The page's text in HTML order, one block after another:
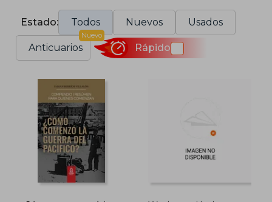
Estado: Todos Nuevos Usados
Anticuarios
Nuevo
Rápido